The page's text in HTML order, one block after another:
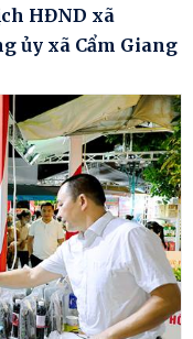
HĐND xã
ủy xã Cẩm Giang